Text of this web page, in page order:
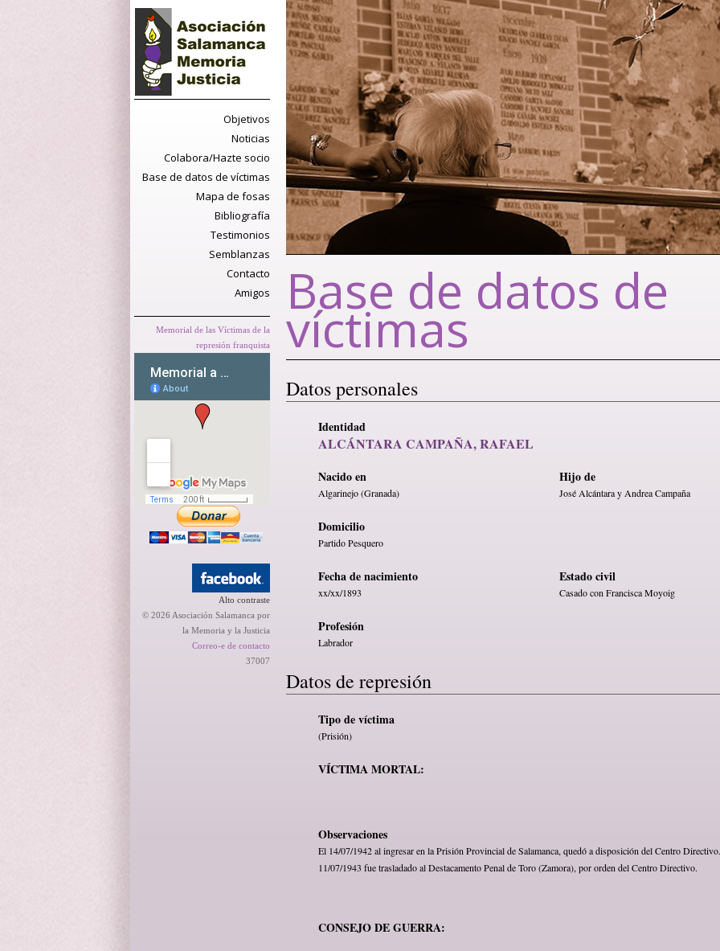
Objetivos
Noticias
Colabora/Hazte socio
Base de datos de víctimas
Mapa de fosas
Bibliografía
Testimonios
Semblanzas
Contacto
Amigos
Memorial de las Víctimas de la
represión franquista
Alto contraste
© 2026 Asociación Salamanca por
la Memoria y la Justicia
Correo-e de contacto
37007
Base de datos de
víctimas
Datos personales
Identidad
ALCÁNTARA CAMPAÑA, RAFAEL
Nacido en Hijo de
Algarinejo (Granada) José Alcántara y Andrea Campaña
Domicilio
Partido Pesquero
Fecha de nacimiento Estado civil
xx/xx/1893 Casado con Francisca Moyoig
Profesión
Labrador
Datos de represión
Tipo de víctima
(Prisión)
VÍCTIMA MORTAL:
Observaciones
El 14/07/1942 al ingresar en la Prisión Provincial de Salamanca, quedó a disposición del Centro
11/07/1943 fue trasladado al Destacamento Penal de Toro (Zamora), por orden del Centro Directivo.
CONSEJO DE GUERRA: